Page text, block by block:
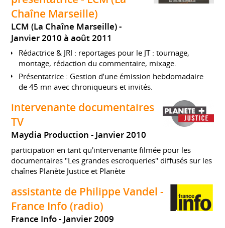
Chaîne Marseille)
LCM (La Chaîne Marseille)
Janvier 2010 à août 2011
Rédactrice & JRI : reportages pour le JT : tournage,
montage, rédaction du commentaire, mixage.
Présentatrice : Gestion d’une émission hebdomadaire
de 45 mn avec chroniqueurs et invités.
intervenante documentaires
TV
Maydia Production Janvier 2010
participation en tant qu'intervenante filmée pour les
documentaires "Les grandes escroqueries" diffusés sur les
chaînes Planète Justice et Planète
assistante de Philippe Vandel -
France Info (radio)
France Info Janvier 2009